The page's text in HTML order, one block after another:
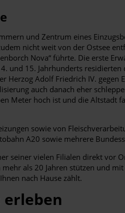
und Zentrum eines
nicht weit von der Ostsee
Nova“ führte. Die erste
und 15. Jahrhunderts
Adolf Friedrich IV. gegen
auch danach eher
Meter hoch ist und die Altstadt
sowie von
A20 sowie mehrere
seiner vielen Filialen direkt vor
als 20 Jahren stützen und
nach Hause zählt.
erleben